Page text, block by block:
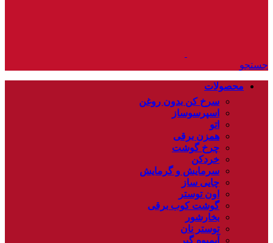
جستجو
محصولات
سرخ کن بدون روغن
اسپرسوساز
اتو
همزن برقی
چرخ گوشت
خردکن
سرمایش و گرمایش
چایی ساز
اون توستر
گوشت کوب برقی
بخارشور
توستر نان
آبمیوه گیر